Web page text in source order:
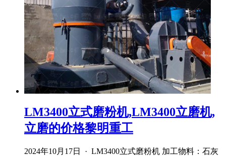
LM3400立式磨粉机,LM3400立磨机,
立磨的价格黎明重工
2024年10月17日 · LM3400立式磨粉机 加工物料：石灰